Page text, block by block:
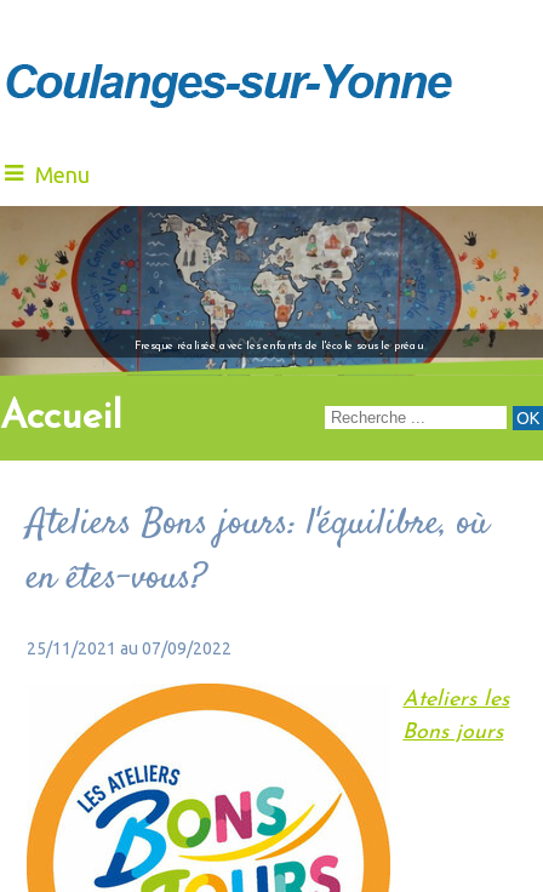
Menu
Fresque réalisée avec les enfants de l'école sous le préau
"Venez à notre
Accueil
Ateliers Bons jours: l'équilibre, où
en êtes-vous?
25/11/2021 au 07/09/2022
Ateliers les
Bons jours